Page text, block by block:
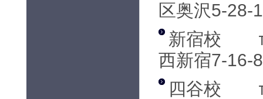
区奥沢5-
新宿校
西新宿7-16-8
四谷校